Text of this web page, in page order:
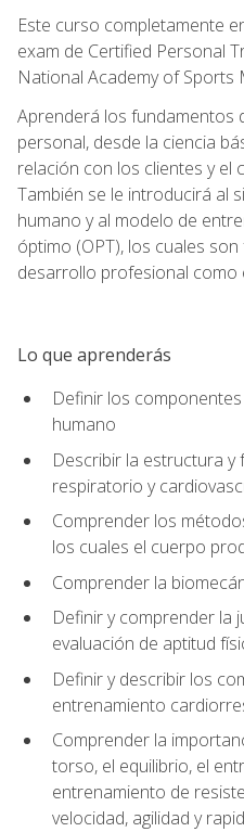
Este curso completamente
exam de Certified Personal
National Academy of Sports
Aprenderá los fundamentos
personal, desde la ciencia
relación con los clientes y el
También se le introducirá al
humano y al modelo de
óptimo (OPT), los cuales
desarrollo profesional como
Lo que aprenderás
Definir los
humano
Describir la estructura y
respiratorio y
Comprender los
los cuales el cuerpo
Comprender la
Definir y comprender la
evaluación de aptitud
Definir y describir los
entrenamiento
Comprender la
torso, el equilibrio, el
entrenamiento de
velocidad, agilidad y